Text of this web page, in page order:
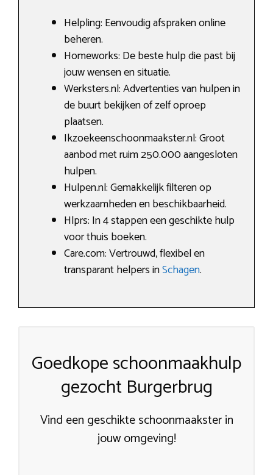
Helpling: Eenvoudig afspraken online
beheren.
Homeworks: De beste hulp die past bij
jouw wensen en situatie.
Werksters.nl: Advertenties van hulpen in
de buurt bekijken of zelf oproep
plaatsen.
Ikzoekeenschoonmaakster.nl: Groot
aanbod met ruim 250.000 aangesloten
hulpen.
Hulpen.nl: Gemakkelijk filteren op
werkzaamheden en beschikbaarheid.
Hlprs: In 4 stappen een geschikte hulp
voor thuis boeken.
Care.com: Vertrouwd, flexibel en
transparant helpers inSchagen.
Goedkope schoonmaakhulp
gezocht Burgerbrug
Vind een geschikte schoonmaakster in
jouw omgeving!